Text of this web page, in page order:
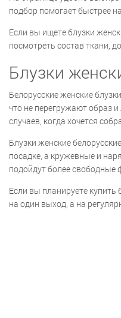
подбор помогает быстрее
Если вы ищете блузки
посмотреть состав ткани,
Блузки
Белорусские женские
что не перегружают образ
случаев, когда хочется
Блузки женские
посадке, а кружевные и
подойдут более
Если вы планируете купить
на один выход, а на